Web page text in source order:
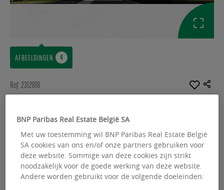
AFBEELDINGEN
Ref: 2312816
MG Square
Kortrijksesteenweg 1072 - 9051 Gent
Beschikbare oppervlakte :
370.00 m²
BNP Paribas Real Estate België SA
Met uw toestemming wil BNP Paribas Real Estate België
SA cookies van ons en/of onze partners gebruiken voor
deze website. Sommige van deze cookies zijn strikt
noodzakelijk voor de goede werking van deze website.
Andere worden gebruikt voor de volgende doeleinden: